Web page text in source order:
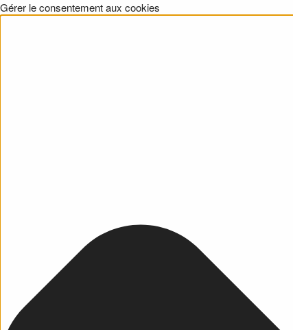
Gérer le consentement aux cookies